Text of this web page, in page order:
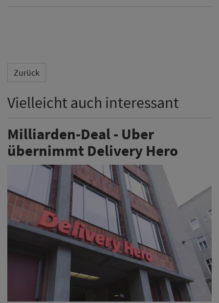
Zurück
Vielleicht auch interessant
Milliarden-Deal - Uber
übernimmt Delivery Hero